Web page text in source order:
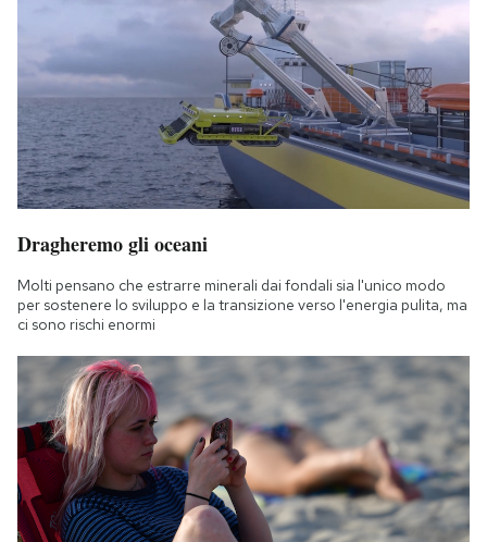
AREA PERSONALE
Area Personale
Newsletter
Notifiche mobile
Regala il Post
Hai bisogno di aiuto?
Esci
Dragheremo gli oceani
Molti pensano che estrarre minerali dai fondali sia l'unico modo
per sostenere lo sviluppo e la transizione verso l'energia pulita, ma
ci sono rischi enormi